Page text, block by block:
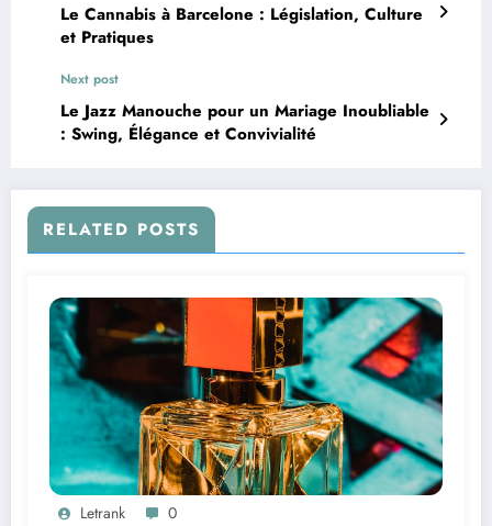
Le Cannabis à Barcelone : Législation, Culture
et Pratiques
Next post
Le Jazz Manouche pour un Mariage Inoubliable
: Swing, Élégance et Convivialité
RELATED POSTS
Letrank 0